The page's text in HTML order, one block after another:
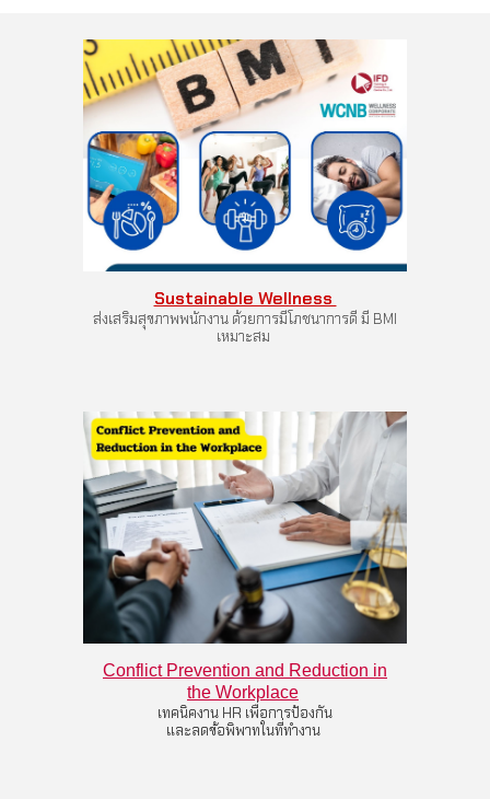
Sustainable Wellness
ส่งเสริมสุขภาพพนักงาน ด้วยการมีโภชนาการดี มี BMI
เหมาะสม
Conflict Prevention and Reduction in
the Workplace
เทคนิคงาน HR เพื่อการป้องกัน
และลดข้อพิพาทในที่ทำงาน